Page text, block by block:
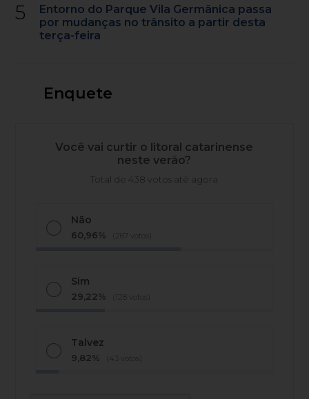
5
Entorno do Parque Vila Germânica passa
por mudanças no trânsito a partir desta
terça-feira
Enquete
Você vai curtir o litoral catarinense
neste verão?
Total de 438 votos até agora
Não
60,96% (267 votos)
Sim
29,22% (128 votos)
Talvez
9,82% (43 votos)